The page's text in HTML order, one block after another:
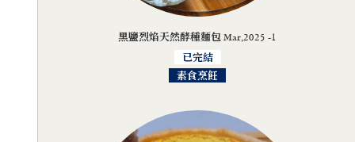
黑鹽烈焰天然酵種麵包 Mar,2025 -1
已完結
素食烹飪